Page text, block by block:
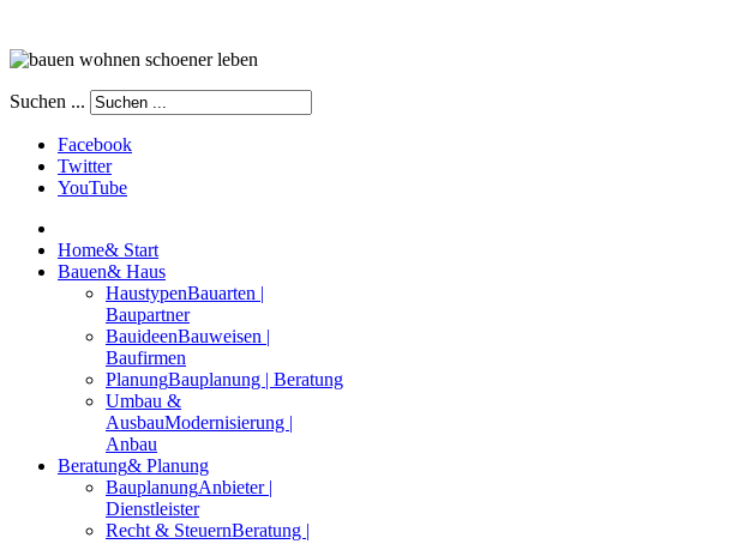
Suchen ...
Facebook
Twitter
YouTube
Home& Start
Bauen& Haus
HaustypenBauarten |
Baupartner
BauideenBauweisen |
Baufirmen
PlanungBauplanung | Beratung
Umbau &
AusbauModernisierung |
Anbau
Beratung& Planung
BauplanungAnbieter |
Dienstleister
Recht & SteuernBeratung |